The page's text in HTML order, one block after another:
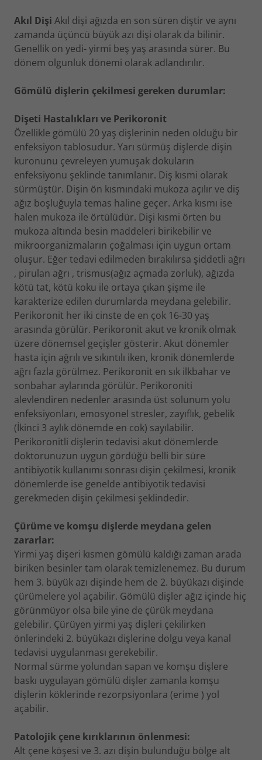
Akıl Dişi Akıl dişi ağızda en son süren diştir ve aynı
zamanda üçüncü büyük azı dişi olarak da bilinir.
Genellik on yedi- yirmi beş yaş arasında sürer. Bu
dönem olgunluk dönemi olarak adlandırılır.
Gömülü dişlerin çekilmesi gereken durumlar:
Dişeti Hastalıkları ve Perikoronit
Özellikle gömülü 20 yaş dişlerinin neden olduğu bir
enfeksiyon tablosudur. Yarı sürmüş dişlerde dişin
kuronunu çevreleyen yumuşak dokuların
enfeksiyonu şeklinde tanımlanır. Diş kısmi olarak
sürmüştür. Dişin ön kısmındaki mukoza açılır ve diş
ağız boşluğuyla temas haline geçer. Arka kısmı ise
halen mukoza ile örtülüdür. Dişi kısmi örten bu
mukoza altında besin maddeleri birikebilir ve
mikroorganizmaların çoğalması için uygun ortam
oluşur. Eğer tedavi edilmeden bırakılırsa şiddetli ağrı
, pirulan ağrı , trismus(ağız açmada zorluk), ağızda
kötü tat, kötü koku ile ortaya çıkan şişme ile
karakterize edilen durumlarda meydana gelebilir.
Perikoronit her iki cinste de en çok 16-30 yaş
arasında görülür. Perikoronit akut ve kronik olmak
üzere dönemsel geçişler gösterir. Akut dönemler
hasta için ağrılı ve sıkıntılı iken, kronik dönemlerde
ağrı fazla görülmez. Perikoronit en sık ilkbahar ve
sonbahar aylarında görülür. Perikoroniti
alevlendiren nedenler arasında üst solunum yolu
enfeksiyonları, emosyonel stresler, zayıflık, gebelik
(İkinci 3 aylık dönemde en cok) sayılabilir.
Perikoronitli dişlerin tedavisi akut dönemlerde
doktorunuzun uygun gördüğü belli bir süre
antibiyotik kullanımı sonrası dişin çekilmesi, kronik
dönemlerde ise genelde antibiyotik tedavisi
gerekmeden dişin çekilmesi şeklindedir.
Çürüme ve komşu dişlerde meydana gelen
zararlar:
Yirmi yaş dişeri kısmen gömülü kaldığı zaman arada
biriken besinler tam olarak temizlenemez. Bu durum
hem 3. büyük azı dişinde hem de 2. büyükazı dişinde
çürümelere yol açabilir. Gömülü dişler ağız içinde hiç
görünmüyor olsa bile yine de çürük meydana
gelebilir. Çürüyen yirmi yaş dişleri çekilirken
önlerindeki 2. büyükazı dişlerine dolgu veya kanal
tedavisi uygulanması gerekebilir.
Normal sürme yolundan sapan ve komşu dişlere
baskı uygulayan gömülü dişler zamanla komşu
dişlerin köklerinde rezorpsiyonlara (erime ) yol
açabilir.
Patolojik çene kırıklarının önlenmesi:
Alt çene köşesi ve 3. azı dişin bulunduğu bölge alt